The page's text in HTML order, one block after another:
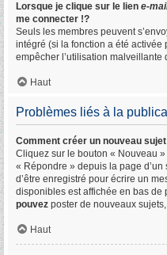
Lorsque je clique sur le lien e-
me connecter !?
Seuls les membres peuvent
intégré (si la fonction a été activée
empêcher l’utilisation
Haut
Problèmes liés à la
Comment créer un nouveau
Cliquez sur le bouton « Nouveau
« Répondre » depuis la page
d’être enregistré pour écrire un
disponibles est affichée en bas de
pouvez poster de nouveaux
Haut